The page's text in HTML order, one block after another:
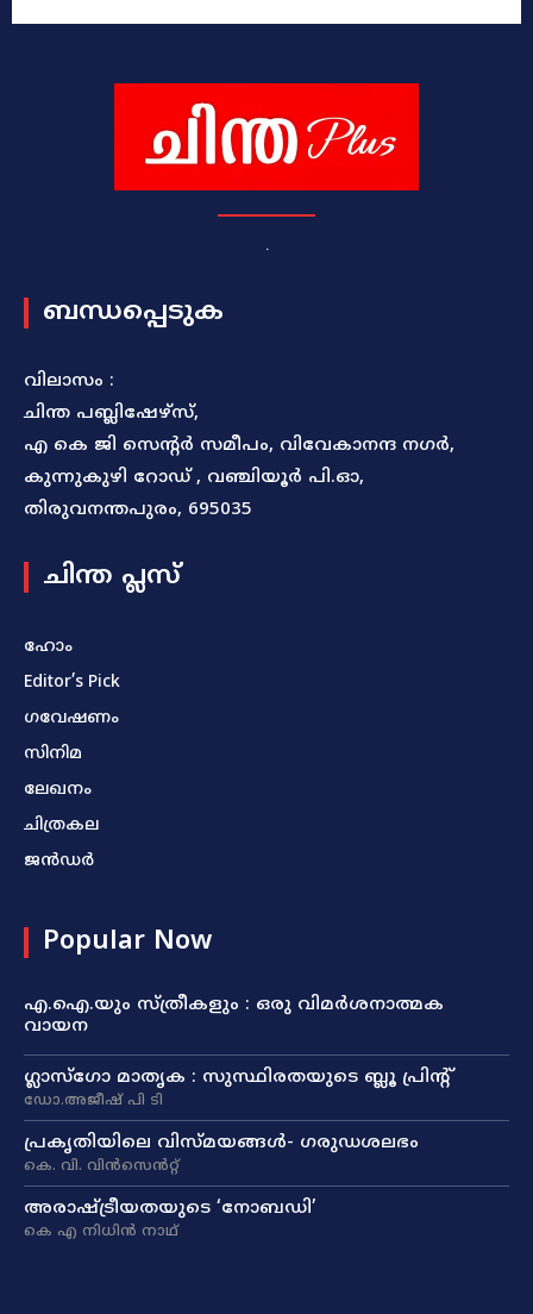
.
ബന്ധപ്പെടുക
വിലാസം :
ചിന്ത പബ്ലിഷേഴ്സ്,
എ കെ ജി സെന്റർ സമീപം, വിവേകാനന്ദ നഗർ,
കുന്നുകുഴി റോഡ് , വഞ്ചിയൂർ പി.ഓ,
തിരുവനന്തപുരം, 695035
ചിന്ത പ്ലസ്
ഹോം
Editor’s Pick
ഗവേഷണം
സിനിമ
ലേഖനം
ചിത്രകല
ജൻഡർ
Popular Now
എ.ഐ.യും സ്ത്രീകളും : ഒരു വിമർശനാത്മക
വായന
ഗ്ലാസ്ഗോ മാതൃക : സുസ്ഥിരതയുടെ ബ്ലൂ പ്രിന്റ്
ഡോ.അജീഷ് പി ടി
പ്രകൃതിയിലെ വിസ്മയങ്ങൾ- ഗരുഡശലഭം
കെ. വി. വിൻസെൻറ്റ്
അരാഷ്‌ട്രീയതയുടെ ‘നോബഡി’
കെ എ നിധിൻ നാഥ്‌